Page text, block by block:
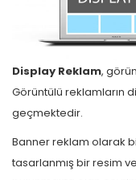
Display Reklam,
Görüntülü reklamların
geçmektedir.
Banner reklam olarak
tasarlanmış bir resim